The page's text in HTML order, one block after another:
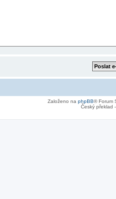
Založeno na phpBB® Forum
Český překlad